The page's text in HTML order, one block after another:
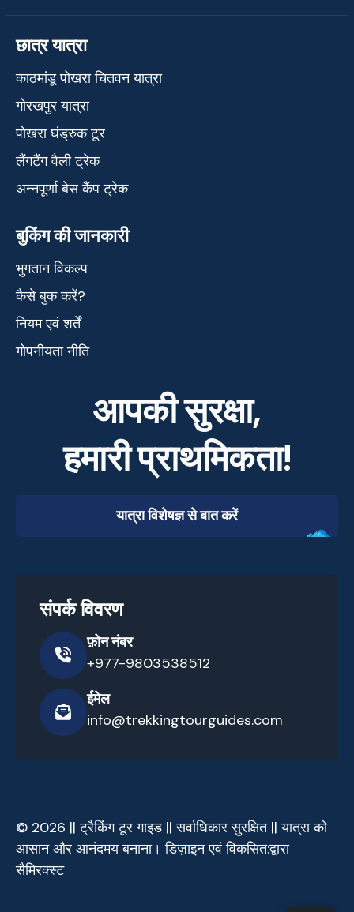
छात्र यात्रा
काठमांडू पोखरा चितवन यात्रा
गोरखपुर यात्रा
पोखरा घंड्रुक टूर
लैंगटैंग वैली ट्रेक
अन्नपूर्णा बेस कैंप ट्रेक
बुकिंग की जानकारी
भुगतान विकल्प
कैसे बुक करें?
नियम एवं शर्तें
गोपनीयता नीति
आपकी सुरक्षा,
हमारी प्राथमिकता!
यात्रा विशेषज्ञ से बात करें
संपर्क विवरण
फ़ोन नंबर
+977-9803538512
ईमेल
info@trekkingtourguides.com
© 2026 || ट्रैकिंग टूर गाइड || सर्वाधिकार सुरक्षित || यात्रा को
आसान और आनंदमय बनाना। डिज़ाइन एवं विकसित:द्वारा
सैमिरक्स्ट